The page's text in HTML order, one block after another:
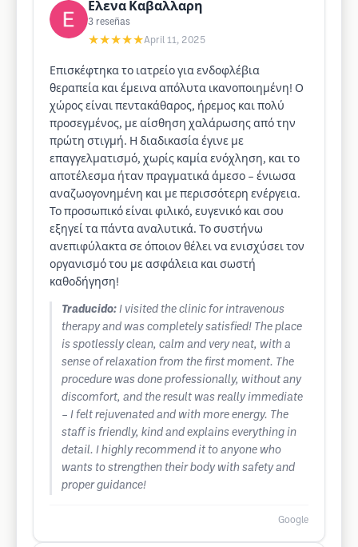
Ελενα Καβαλλαρη
3 reseñas
★★★★★April 11, 2025
Επισκέφτηκα το ιατρείο για ενδοφλέβια
θεραπεία και έμεινα απόλυτα ικανοποιημένη! Ο
χώρος είναι πεντακάθαρος, ήρεμος και πολύ
προσεγμένος, με αίσθηση χαλάρωσης από την
πρώτη στιγμή. Η διαδικασία έγινε με
επαγγελματισμό, χωρίς καμία ενόχληση, και το
αποτέλεσμα ήταν πραγματικά άμεσο – ένιωσα
αναζωογονημένη και με περισσότερη ενέργεια.
Το προσωπικό είναι φιλικό, ευγενικό και σου
εξηγεί τα πάντα αναλυτικά. Το συστήνω
ανεπιφύλακτα σε όποιον θέλει να ενισχύσει τον
οργανισμό του με ασφάλεια και σωστή
καθοδήγηση!
Traducido: I visited the clinic for intravenous
therapy and was completely satisfied! The place
is spotlessly clean, calm and very neat, with a
sense of relaxation from the first moment. The
procedure was done professionally, without any
discomfort, and the result was really immediate
– I felt rejuvenated and with more energy. The
staff is friendly, kind and explains everything in
detail. I highly recommend it to anyone who
wants to strengthen their body with safety and
proper guidance!
Google